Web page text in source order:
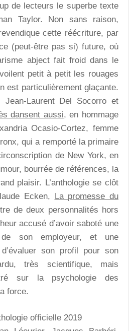
de lecteurs le superbe texte
Taylor. Non sans raison,
cette réécriture, par
(peut-être pas si) future, où
abject fait froid dans le
petit à petit les rouages
est particulièrement glaçante.
Jean-Laurent Del Socorro et
dansent aussi, en hommage
Ocasio-Cortez, femme
qui a remporté la primaire
de New York, en
bourrée de références, la
plaisir. L’anthologie se clôt
Ecken, La promesse du
de deux personnalités hors
accusé d’avoir saboté une
de son employeur, et une
son profil pour son
très scientifique, mais
sur la psychologie des
force.
officielle 2019